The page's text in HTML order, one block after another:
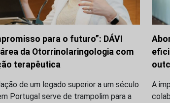
para o futuro”: DÁVI
da Otorrinolaringologia com
terapêutica
de um legado superior a um século
Portugal serve de trampolim para a
A